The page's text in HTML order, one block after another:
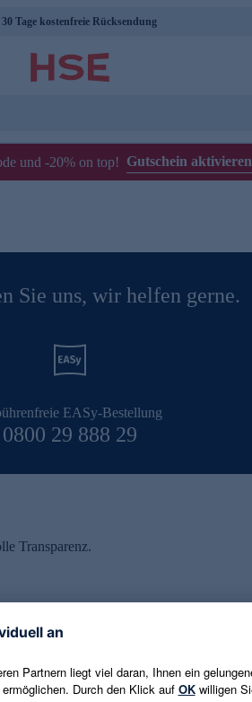
30 Tage kostenfreie Rücksendung
und -20% on top! Gutschein aktivieren
Sie uns, wir helfen gerne.
EASy-Bestellung
0800 29 888 29
Transparenz.
E-Mail-Adresse eingeben